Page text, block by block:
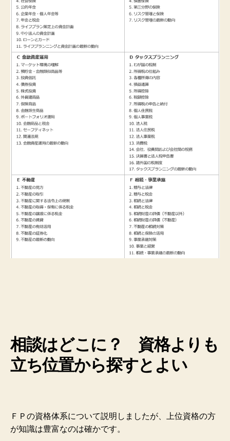
相談はどこに？ 資格よりも
立ち位置から探すとよい
ＦＰの資格体系について説明しましたが、上位資格の方
が知識は豊富なのは確かです。